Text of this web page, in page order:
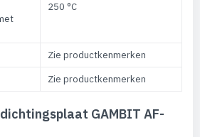
250 °C
Zie productkenmerken
Zie productkenmerken
GAMBIT AF-